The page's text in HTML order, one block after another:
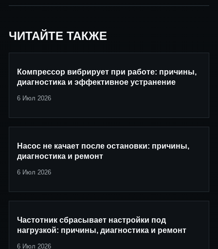
ЧИТАЙТЕ ТАКЖЕ
Компрессор вибрирует при работе: причины,
диагностика и эффективное устранение
6 Июл 2026
Насос не качает после остановки: причины,
диагностика и ремонт
6 Июл 2026
Частотник сбрасывает настройки под
нагрузкой: причины, диагностика и ремонт
6 Июл 2026